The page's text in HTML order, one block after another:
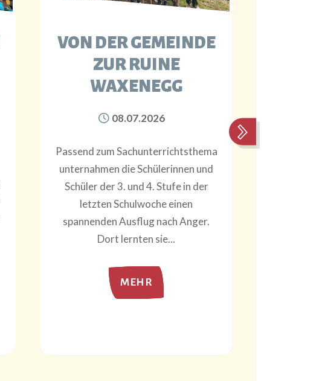
VON DER GEMEINDE
ZUR RUINE
WAXENEGG
08.07.2026
Passend zum Sachunterrichtsthema
unternahmen die Schülerinnen und
Schüler der 3. und 4. Stufe in der
letzten Schulwoche einen
spannenden Ausflug nach Anger.
Dort lernten sie...
MEHR